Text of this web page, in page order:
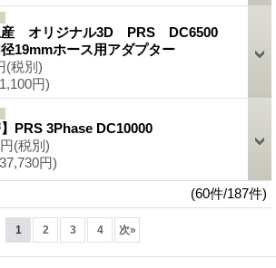
産 オリジナル3D PRS DC6500
19mmホース用アダプター
(税別)
1,100円)
】PRS 3Phase DC10000
(税別)
37,730円)
(60件/187件)
1 2 3 4 次»